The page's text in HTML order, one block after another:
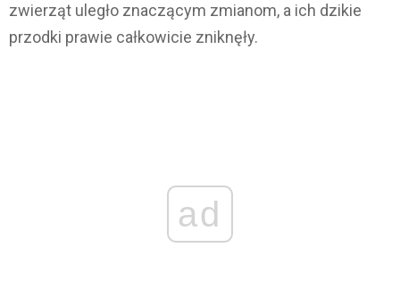
zwierząt uległo znaczącym zmianom, a ich dzikie
przodki prawie całkowicie zniknęły.
ad